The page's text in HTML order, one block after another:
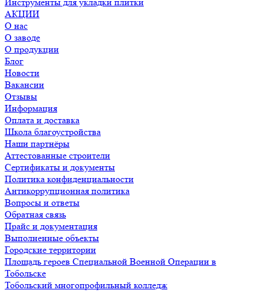
АКЦИИ
О нас
О заводе
О продукции
Блог
Новости
Вакансии
Отзывы
Информация
Оплата и доставка
Школа благоустройства
Наши партнёры
Аттестованные строители
Сертификаты и документы
Политика конфиденциальности
Антикоррупционная политика
Вопросы и ответы
Обратная связь
Прайс и документация
Выполненные объекты
Городские территории
Площадь героев Специальной Военной Операции в
Тобольске
Тобольский многопрофильный колледж